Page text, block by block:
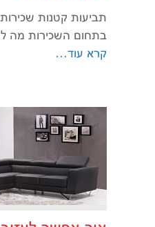
תביעות קטנות
בתחום השכירות מה
קרא עוד…